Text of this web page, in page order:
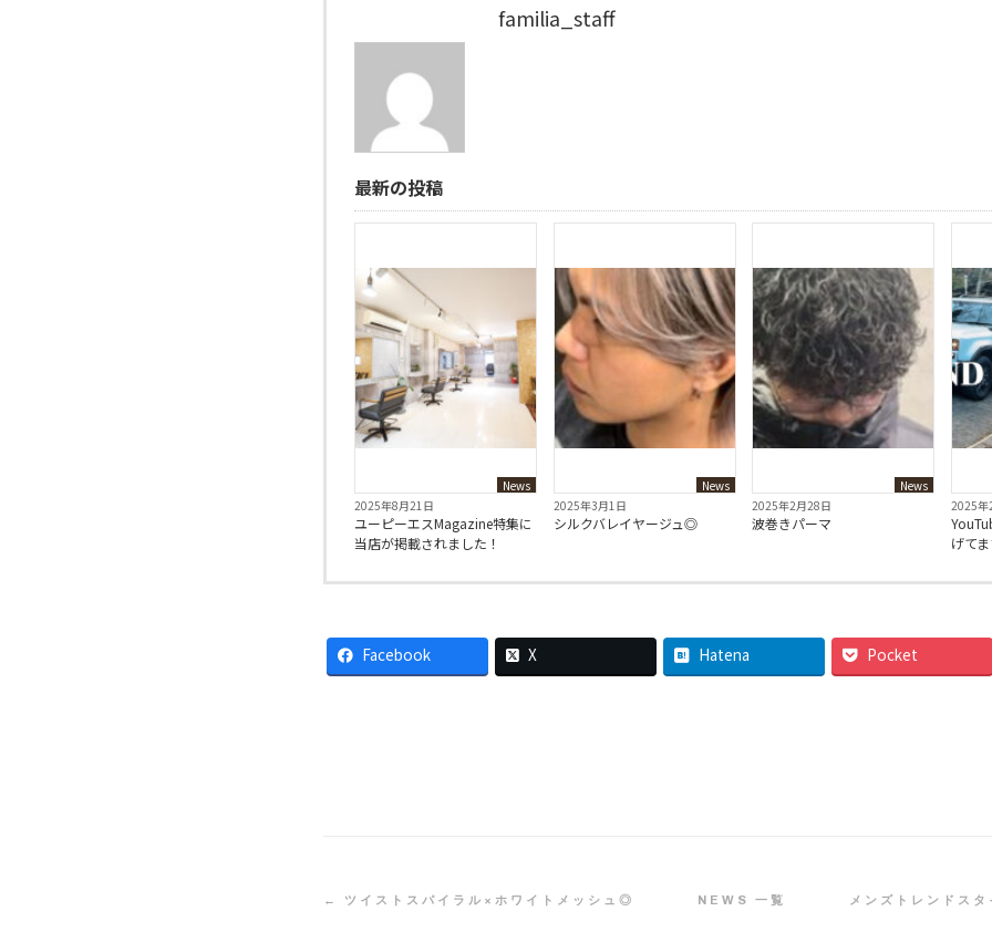
familia_staff
最新の投稿
News
2025年8月21日
ユーピーエスMagazine特集に
当店が掲載されました！
News
2025年3月1日
シルクバレイヤージュ◎
News
2025年2月28日
波巻きパーマ
2025年
げて
Facebook X Hatena Pocket
← ツイストスパイラル×ホワイトメッシュ◎ NEWS 一覧 メンズトレンドス